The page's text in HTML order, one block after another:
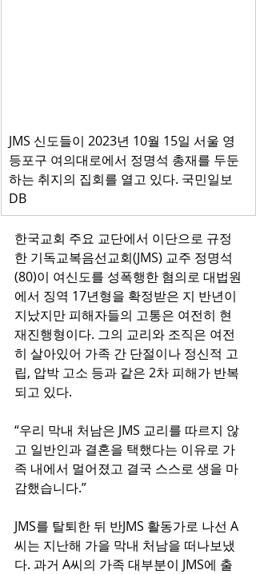
JMS 신도들이 2023년 10월 15일 서울 영
등포구 여의대로에서 정명석 총재를 두둔
하는 취지의 집회를 열고 있다. 국민일보
DB
한국교회 주요 교단에서 이단으로 규정
한 기독교복음선교회(JMS) 교주 정명석
(80)이 여신도를 성폭행한 혐의로 대법원
에서 징역 17년형을 확정받은 지 반년이
지났지만 피해자들의 고통은 여전히 현
재진행형이다. 그의 교리와 조직은 여전
히 살아있어 가족 간 단절이나 정신적 고
립, 압박 고소 등과 같은 2차 피해가 반복
되고 있다.
“우리 막내 처남은 JMS 교리를 따르지 않
고 일반인과 결혼을 택했다는 이유로 가
족 내에서 멀어졌고 결국 스스로 생을 마
감했습니다.”
JMS를 탈퇴한 뒤 반JMS 활동가로 나선 A
씨는 지난해 가을 막내 처남을 떠나보냈
다. 과거 A씨의 가족 대부분이 JMS에 출